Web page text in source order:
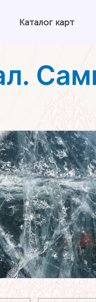
Каталог карт